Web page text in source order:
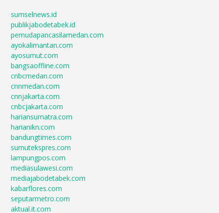
sumselnews.id
publikjabodetabek.id
pemudapancasilamedan.com
ayokalimantan.com
ayosumut.com
bangsaoffline.com
cnbcmedan.com
cnnmedan.com
cnnjakarta.com
cnbcjakarta.com
hariansumatra.com
harianikn.com
bandungtimes.com
sumutekspres.com
lampungpos.com
mediasulawesi.com
mediajabodetabek.com
kabarflores.com
seputarmetro.com
aktual.it.com